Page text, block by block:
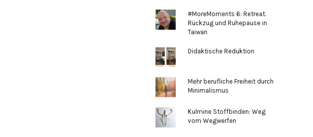
#MoreMoments 6: Retreat.
Rückzug und Ruhepause in
Taiwan
Didaktische Reduktion
Mehr berufliche Freiheit durch
Minimalismus
Kulmine Stoffbinden: Weg
vom Wegwerfen